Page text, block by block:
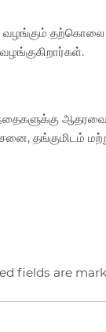
வழங்கும்
தங்குமிடம்
fields are